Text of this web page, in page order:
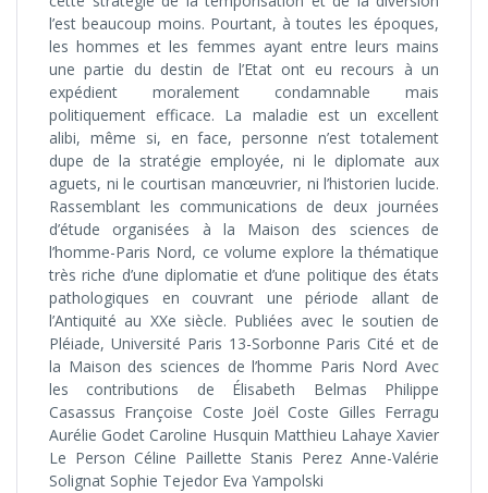
l’est beaucoup moins. Pourtant, à toutes les époques,
les hommes et les femmes ayant entre leurs mains
une partie du destin de l’Etat ont eu recours à un
expédient moralement condamnable mais
politiquement efficace. La maladie est un excellent
alibi, même si, en face, personne n’est totalement
dupe de la stratégie employée, ni le diplomate aux
aguets, ni le courtisan manœuvrier, ni l’historien lucide.
Rassemblant les communications de deux journées
d’étude organisées à la Maison des sciences de
l’homme-Paris Nord, ce volume explore la thématique
très riche d’une diplomatie et d’une politique des états
pathologiques en couvrant une période allant de
l’Antiquité au XXe siècle. Publiées avec le soutien de
Pléiade, Université Paris 13-Sorbonne Paris Cité et de
la Maison des sciences de l’homme Paris Nord Avec
les contributions de Élisabeth Belmas Philippe
Casassus Françoise Coste Joël Coste Gilles Ferragu
Aurélie Godet Caroline Husquin Matthieu Lahaye Xavier
Le Person Céline Paillette Stanis Perez Anne-Valérie
Solignat Sophie Tejedor Eva Yampolski